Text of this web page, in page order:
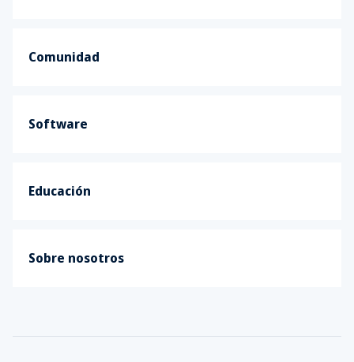
Comunidad
Software
Educación
Sobre nosotros